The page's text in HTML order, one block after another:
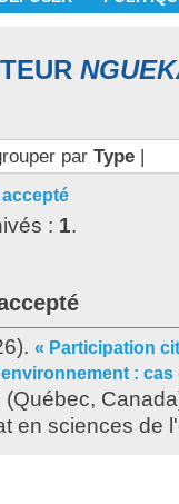
par Type|
: 1.
« Participation
:
en sciences de